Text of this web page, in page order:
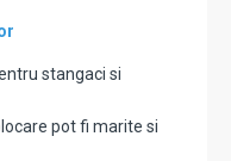
stangaci si
pot fi marite si